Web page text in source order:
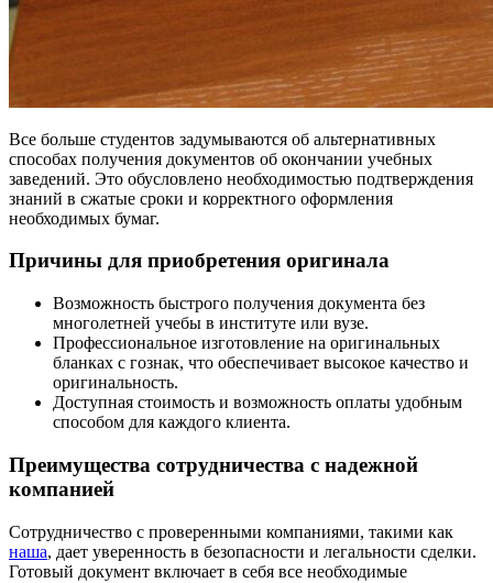
Все больше студентов задумываются об альтернативных
способах получения документов об окончании учебных
заведений. Это обусловлено необходимостью подтверждения
знаний в сжатые сроки и корректного оформления
необходимых бумаг.
Причины для приобретения оригинала
Возможность быстрого получения документа без
многолетней учебы в институте или вузе.
Профессиональное изготовление на оригинальных
бланках с гознак, что обеспечивает высокое качество и
оригинальность.
Доступная стоимость и возможность оплаты удобным
способом для каждого клиента.
Преимущества сотрудничества с надежной
компанией
Сотрудничество с проверенными компаниями, такими как
наша, дает уверенность в безопасности и легальности сделки.
Готовый документ включает в себя все необходимые